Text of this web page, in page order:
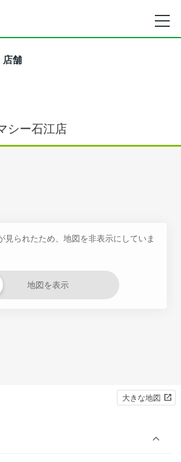
店舗
シー石江店
見られたため、地図を非表示にしていま
地図を表示
大きな地図